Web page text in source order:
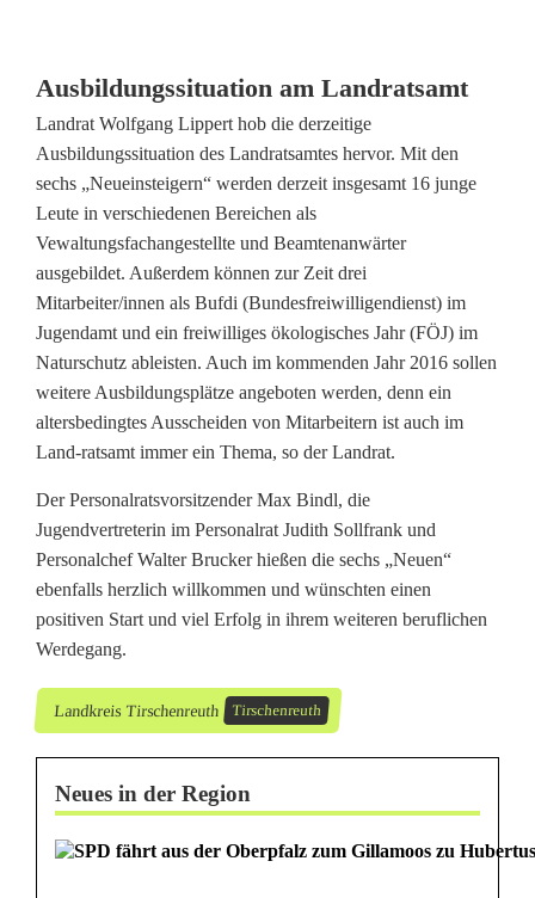
Ausbildungssituation am Landratsamt
Landrat Wolfgang Lippert hob die derzeitige
Ausbildungssituation des Landratsamtes hervor. Mit den
sechs „Neueinsteigern“ werden derzeit insgesamt 16 junge
Leute in verschiedenen Bereichen als
Vewaltungsfachangestellte und Beamtenanwärter
ausgebildet. Außerdem können zur Zeit drei
Mitarbeiter/innen als Bufdi (Bundesfreiwilligendienst) im
Jugendamt und ein freiwilliges ökologisches Jahr (FÖJ) im
Naturschutz ableisten. Auch im kommenden Jahr 2016 sollen
weitere Ausbildungsplätze angeboten werden, denn ein
altersbedingtes Ausscheiden von Mitarbeitern ist auch im
Land-ratsamt immer ein Thema, so der Landrat.
Der Personalratsvorsitzender Max Bindl, die
Jugendvertreterin im Personalrat Judith Sollfrank und
Personalchef Walter Brucker hießen die sechs „Neuen“
ebenfalls herzlich willkommen und wünschten einen
positiven Start und viel Erfolg in ihrem weiteren beruflichen
Werdegang.
Landkreis Tirschenreuth Tirschenreuth
Neues in der Region